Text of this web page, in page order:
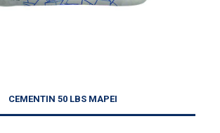
CEMENTIN 50 LBS MAPEI